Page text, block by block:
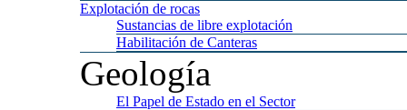
Explotación de rocas
Sustancias de libre explotación
Habilitación de Canteras
Geología
El Papel de Estado en el Sector